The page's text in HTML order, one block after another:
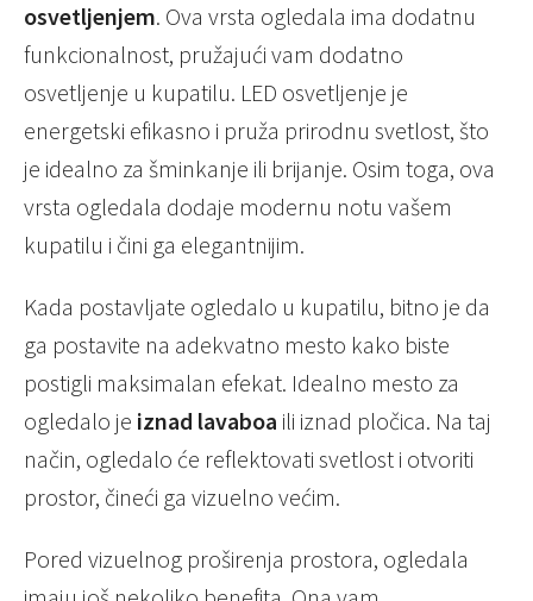
osvetljenjem. Ova vrsta ogledala ima dodatnu
funkcionalnost, pružajući vam dodatno
osvetljenje u kupatilu. LED osvetljenje je
energetski efikasno i pruža prirodnu svetlost, što
je idealno za šminkanje ili brijanje. Osim toga, ova
vrsta ogledala dodaje modernu notu vašem
kupatilu i čini ga elegantnijim.
Kada postavljate ogledalo u kupatilu, bitno je da
ga postavite na adekvatno mesto kako biste
postigli maksimalan efekat. Idealno mesto za
ogledalo je iznad lavaboa ili iznad pločica. Na taj
način, ogledalo će reflektovati svetlost i otvoriti
prostor, čineći ga vizuelno većim.
Pored vizuelnog proširenja prostora, ogledala